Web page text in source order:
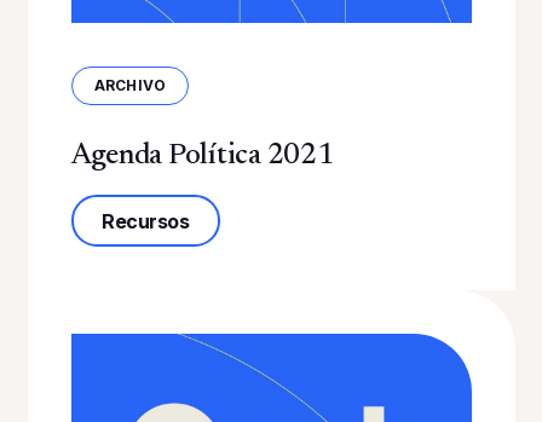
ARCHIVO
Agenda Política 2021
Recursossobre la Agenda Política 2021